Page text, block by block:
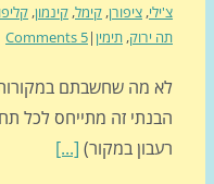
ציפורן,קימל,קינמון,קליפות הדר,
תימין |
5 Comments
מה שחשבתם במקורות נאמר
זה מתייחס לכל תחום
במקור) [...]